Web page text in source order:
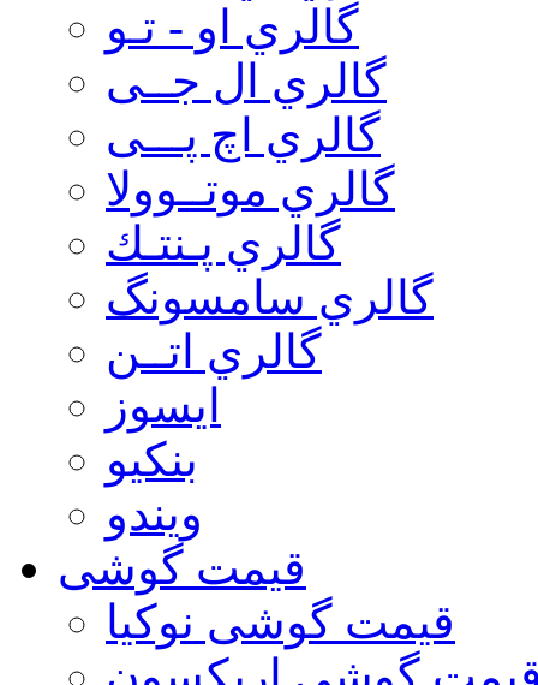
گالري او - تـو
گالري ال جــی
گالري اچ پـــی
گالري موتــوولا
گالري پـنتـك
گالري سامسونگ
گالري اتــن
ایسوز
بنکیو
ویندو
قیمت گوشی
قیمت گوشی نوكيا